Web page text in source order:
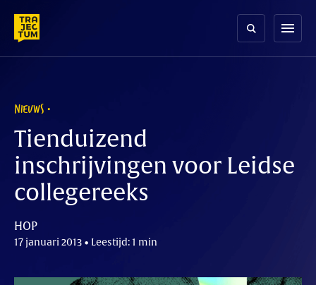
content
menu
NIEUWS
Tienduizend
inschrijvingen voor Leidse
collegereeks
HOP
17 januari 2013 • Leestijd: 1 min